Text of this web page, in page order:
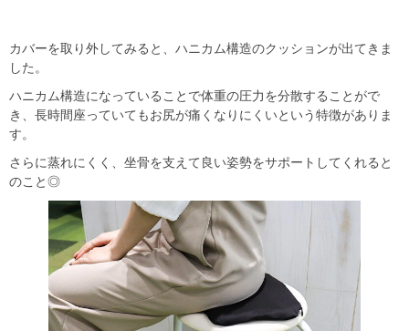
カバーを取り外してみると、ハニカム構造のクッションが出てきま
した。
ハニカム構造になっていることで体重の圧力を分散することがで
き、長時間座っていてもお尻が痛くなりにくいという特徴がありま
す。
さらに蒸れにくく、坐骨を支えて良い姿勢をサポートしてくれると
のこと◎